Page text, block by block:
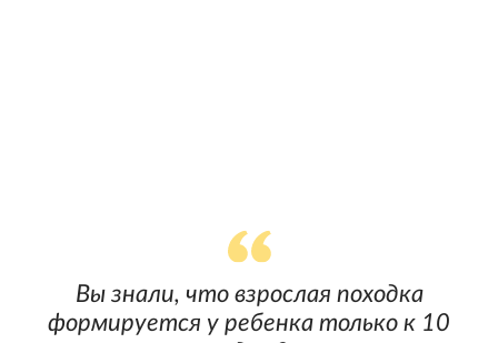
Вы знали, что взрослая походка
формируется у ребенка только к 10